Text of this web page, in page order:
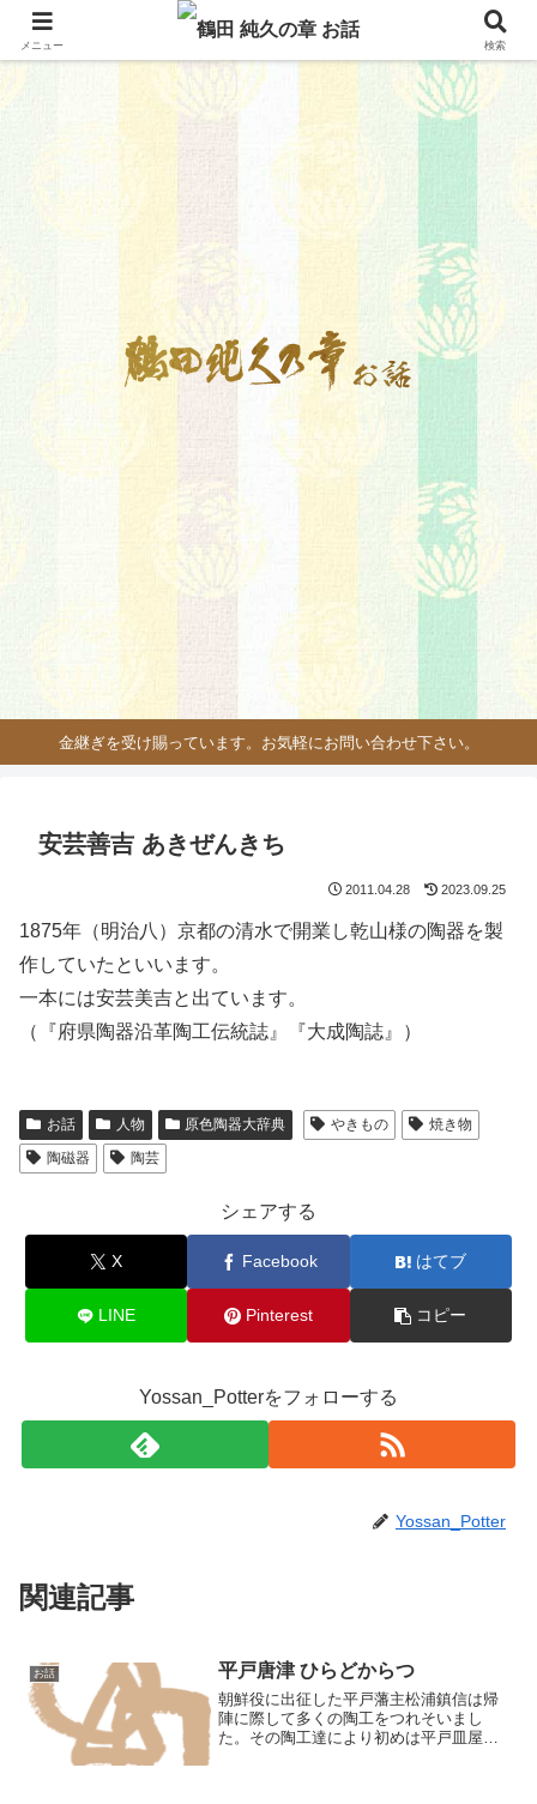
金継ぎを受け賜っています。お気軽にお問い合わせ下さい。
安芸善吉 あきぜんきち
2011.04.28 2023.09.25
1875年（明治八）京都の清水で開業し乾山様の陶器を製
作していたといいます。
一本には安芸美吉と出ています。
（『府県陶器沿革陶工伝統誌』『大成陶誌』）
お話 人物 原色陶器大辞典 やきもの
焼き物
陶磁器
陶芸
シェアする
X Facebook はてブ
LINE Pinterest コピー
Yossan_Potterをフォローする
Yossan_Potter
関連記事
お話 平戸唐津 ひらどからつ
朝鮮役に出征した平戸藩主松浦鎮信は帰
陣に際して多くの陶工をつれそいまし
た。その陶工達により初めは平戸皿屋に
メニュー 検索